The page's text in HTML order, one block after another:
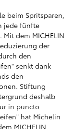
beim Spritsparen,
jede fünfte
dem MICHELIN
der
den
senkt dank
den
Stiftung
deshalb
in puncto
hat Michelin
MICHELIN